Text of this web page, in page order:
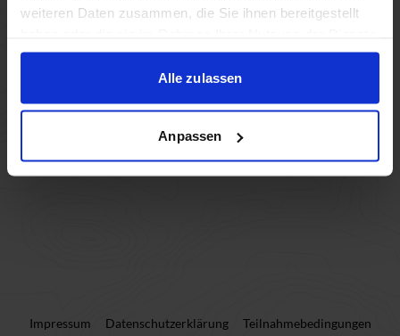
weiteren Daten zusammen, die Sie ihnen bereitgestellt
gesammelt haben.
Alle zulassen
Anpassen
Impressum Datenschutzerklärung Teilnahmebedingungen